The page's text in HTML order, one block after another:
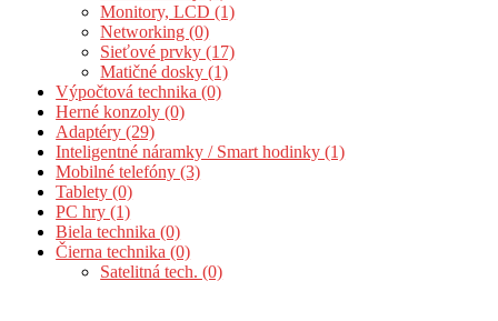
Monitory, LCD (1)
Networking (0)
Sieťové prvky (17)
Matičné dosky (1)
Výpočtová technika (0)
Herné konzoly (0)
Adaptéry (29)
Inteligentné náramky / Smart hodinky (1)
Mobilné telefóny (3)
Tablety (0)
PC hry (1)
Biela technika (0)
Čierna technika (0)
Satelitná tech. (0)